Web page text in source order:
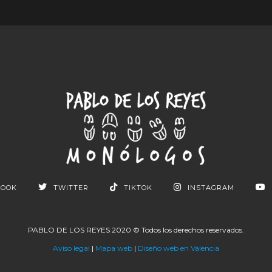
TWITTER TIKTOK INSTAGRAM
PABLO DE LOS REYES 2020 © Todos los derechos reservados.
Aviso legal | Mapa web | Diseño web en Valencia